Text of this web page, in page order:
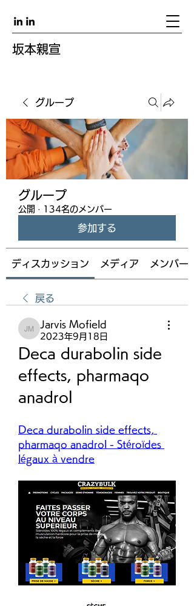
坂本親宣
グループ
グループ
公開 · 134名のメンバー
参加する
ディスカッション メディア メンバー
戻る
Jarvis Mofield
Jarvis Mofield
2023年9月18日
Deca durabolin side
effects, pharmaqo
anadrol
Deca durabolin side effects,
pharmaqo anadrol - Stéroïdes
légaux à vendre